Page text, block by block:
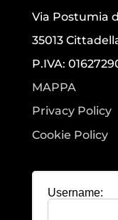
Via Postumia
35013
P.IVA:
MAPPA
Privacy Policy
Cookie Policy
Username: